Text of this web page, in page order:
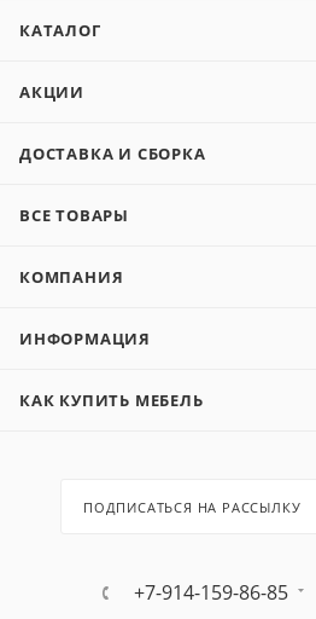
КАТАЛОГ
АКЦИИ
ДОСТАВКА И СБОРКА
ВСЕ ТОВАРЫ
КОМПАНИЯ
ИНФОРМАЦИЯ
КАК КУПИТЬ МЕБЕЛЬ
ПОДПИСАТЬСЯ НА РАССЫЛКУ
+7-914-159-86-85